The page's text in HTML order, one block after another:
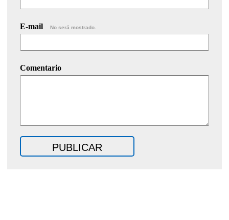
E-mail No será mostrado.
Comentario